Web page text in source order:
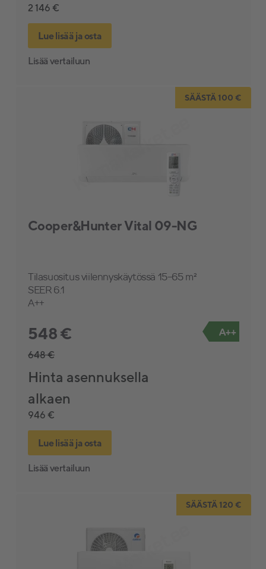
2 146 €
Lue lisää ja osta
Lisää vertailuun
SÄÄSTÄ 100 €
Cooper&Hunter Vital 09-NG
Tilasuositus viilennyskäytössä 15-65 m²
SEER 6.1
A++
548 €
648 €
Hinta asennuksella
alkaen
946 €
A++
Lue lisää ja osta
Lisää vertailuun
SÄÄSTÄ 120 €